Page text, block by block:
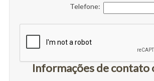
Telefone:
Informações de contato